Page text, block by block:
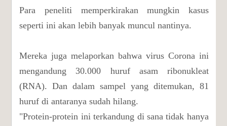
Para peneliti memperkirakan mungkin kasus
seperti ini akan lebih banyak muncul nantinya.
Mereka juga melaporkan bahwa virus Corona ini
mengandung 30.000 huruf asam ribonukleat
(RNA). Dan dalam sampel yang ditemukan, 81
huruf di antaranya sudah hilang.
"Protein-protein ini terkandung di sana tidak hanya